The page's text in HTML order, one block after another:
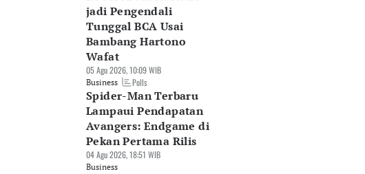
jadi Pengendali
Tunggal BCA Usai
Bambang Hartono
Wafat
05 Agu 2026, 10:09 WIB
Business Polls
Spider-Man Terbaru
Lampaui Pendapatan
Avangers: Endgame di
Pekan Pertama Rilis
04 Agu 2026, 18:51 WIB
Business